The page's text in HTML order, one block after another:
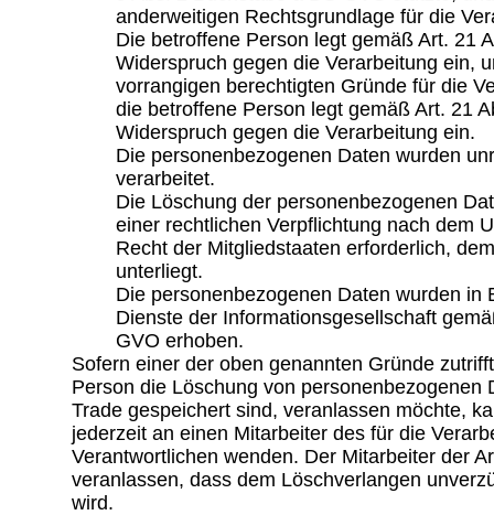
anderweitigen Rechtsgrundlage für die
Die betroffene Person legt gemäß Art. 21
Widerspruch gegen die Verarbeitung ein,
vorrangigen berechtigten Gründe für die
die betroffene Person legt gemäß Art. 21
Widerspruch gegen die Verarbeitung ein.
Die personenbezogenen Daten wurden
verarbeitet.
Die Löschung der personenbezogenen
einer rechtlichen Verpflichtung nach dem
Recht der Mitgliedstaaten erforderlich,
unterliegt.
Die personenbezogenen Daten wurden in
Dienste der Informationsgesellschaft
GVO erhoben.
Sofern einer der oben genannten Gründe
Person die Löschung von personenbezogenen
Trade gespeichert sind, veranlassen möchte,
jederzeit an einen Mitarbeiter des für die
Verantwortlichen wenden. Der Mitarbeiter der
veranlassen, dass dem Löschverlangen
wird.